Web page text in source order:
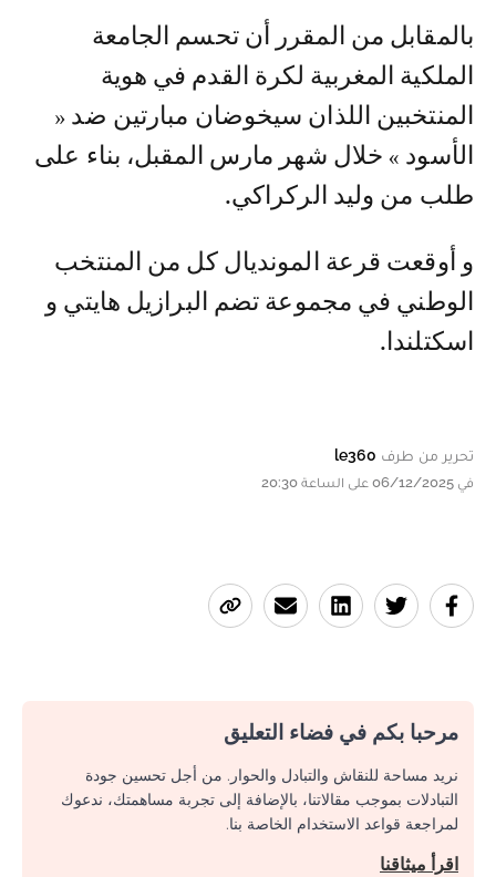
بالمقابل من المقرر أن تحسم الجامعة
الملكية المغربية لكرة القدم في هوية
المنتخبين اللذان سيخوضان مبارتين ضد «
الأسود » خلال شهر مارس المقبل، بناء على
طلب من وليد الركراكي.
و أوقعت قرعة المونديال كل من المنتخب
الوطني في مجموعة تضم البرازيل هايتي و
اسكتلندا.
تحرير من طرف le360
في 06/12/2025 على الساعة 20:30
مرحبا بكم في فضاء التعليق
نريد مساحة للنقاش والتبادل والحوار. من أجل تحسين جودة
التبادلات بموجب مقالاتنا، بالإضافة إلى تجربة مساهمتك، ندعوك
لمراجعة قواعد الاستخدام الخاصة بنا.
اقرأ ميثاقنا